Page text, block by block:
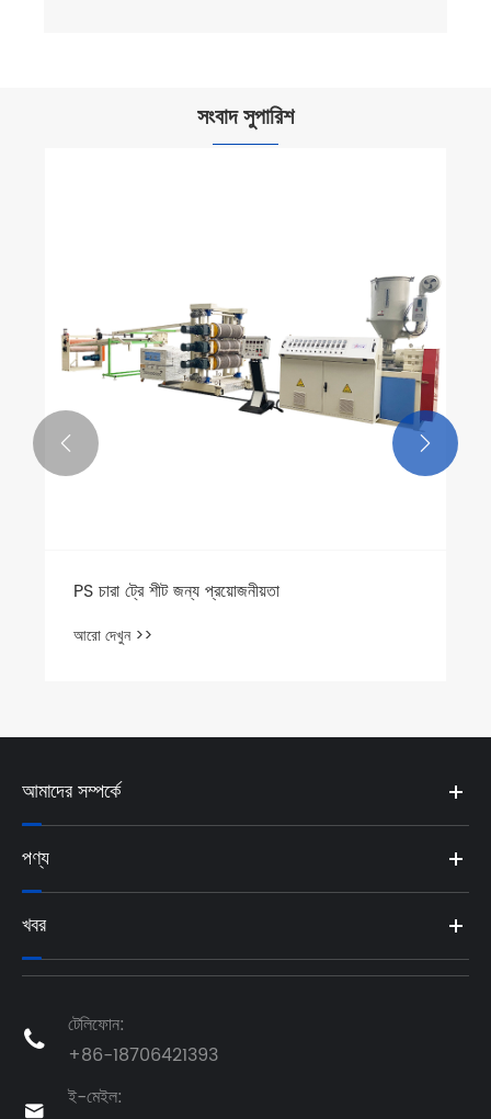
সংবাদ সুপারিশ
PS চারা ট্রে শীট জন্য প্রয়োজনীয়তা
আরো দেখুন >>
 
আমাদের সম্পর্কে
পণ্য
খবর

টেলিফোন:
+86-18706421393

ই-মেইল: